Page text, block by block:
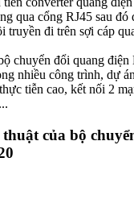
qua cổng RJ45 sau
truyền đi trên sợi cáp
chuyển đổi quang
nhiều công trình, dự
tiễn cao, kết nối 2
của bộ